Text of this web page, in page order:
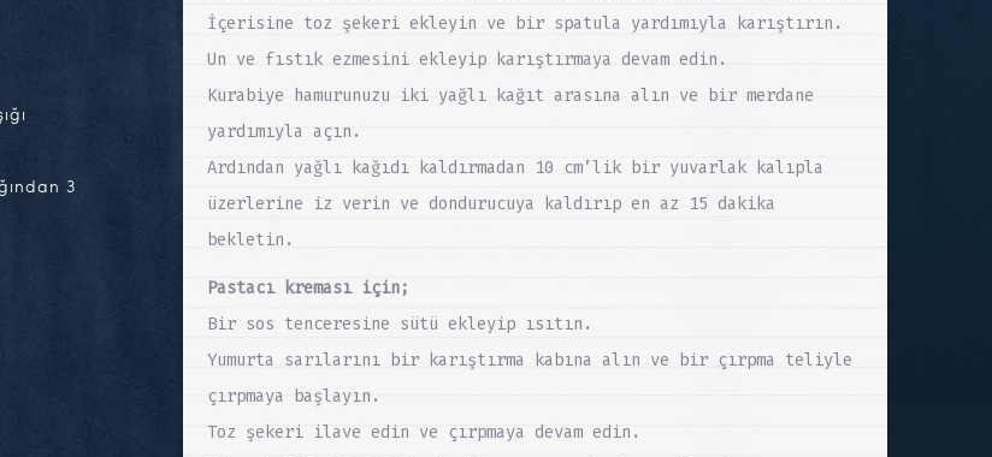
3
İçerisine toz şekeri ekleyin ve bir spatula yardımıyla karıştırın.
Un ve fıstık ezmesini ekleyip karıştırmaya devam edin.
Kurabiye hamurunuzu iki yağlı kağıt arasına alın ve bir merdane
yardımıyla açın.
Ardından yağlı kağıdı kaldırmadan 10 cm’lik bir yuvarlak kalıpla
üzerlerine iz verin ve dondurucuya kaldırıp en az 15 dakika
bekletin.
Pastacı kreması için;
Bir sos tenceresine sütü ekleyip ısıtın.
Yumurta sarılarını bir karıştırma kabına alın ve bir çırpma teliyle
çırpmaya başlayın.
Toz şekeri ilave edin ve çırpmaya devam edin.